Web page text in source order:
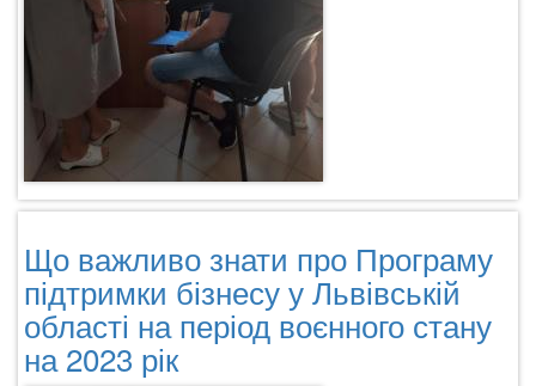
Що важливо знати про Програму
підтримки бізнесу у Львівській
області на період воєнного стану
на 2023 рік